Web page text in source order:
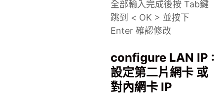
全部輸入完成後按 Tab鍵
跳到 < OK > 並按下
Enter 確認修改
configure LAN IP :
設定第二片網卡 或
對內網卡 IP